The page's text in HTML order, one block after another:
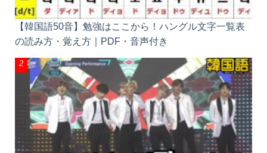
【韓国語50音】勉強はここから！ハングル文字一覧
表の読み方・覚え方｜PDF・音声付き